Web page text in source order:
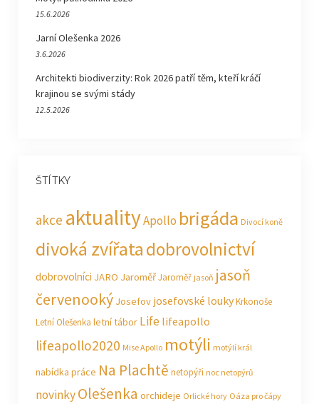
15.6.2026
Jarní Olešenka 2026
3.6.2026
Architekti biodiverzity: Rok 2026 patří těm, kteří kráčí
krajinou se svými stády
12.5.2026
ŠTÍTKY
akce aktualityApollo brigáda Divocí koně
divoká zvířatadobrovolnictví
dobrovolníci JARO JaroměřJaroměř jasoň jasoň
červenooký Josefov josefovské loukyKrkonoše
Letní Olešenka letní tábor Life lifeapollo
lifeapollo2020 Mise Apollo motýli motýlí král
nabídka práce Na Plachtě netopýři noc netopýrů
novinkyOlešenka orchideje Orlické hory Oáza pro čápy